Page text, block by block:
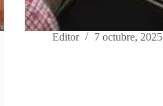
Editor 7 octubre, 2025